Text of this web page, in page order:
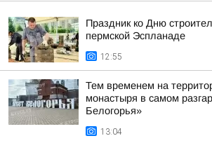
Праздник ко Дню
пермской Эспланаде
12:55
Тем временем на
монастыря в самом
Белогорья»
13:04